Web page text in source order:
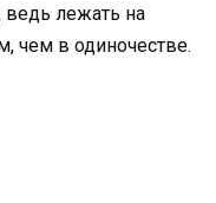
ведь лежать на
чем в одиночестве.